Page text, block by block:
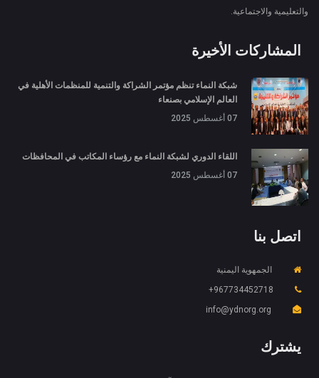
والتعليمية والاجتماعية.
المشاركات الأخيرة
شبكة النماء تنظم مؤتمر الشراكة والتنمية للمنظمات الأهلية في
العالم الإسلامي بصنعاء
07 أغسطس 2025
اللقاء الدوري لشبكة النماء مع رؤساء المكاتب في المحافظات
07 أغسطس 2025
اتصل بنا
الجمهوية اليمنية
967734452718+
info@ydnorg.org
يشترك
ملفات تعريف الارتباط والخصوصية
unsatiable assistance compliment occasional too